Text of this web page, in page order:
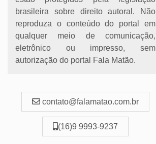
brasileira sobre direito autoral. Não
reproduza o conteúdo do portal em
qualquer meio de comunicação,
eletrônico ou impresso, sem
autorização do portal Fala Matão.
contato@falamatao.com.br
(16)9 9993-9237